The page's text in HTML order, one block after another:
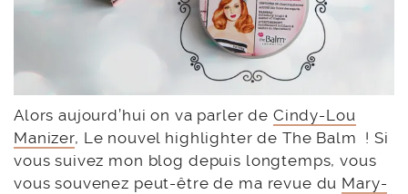
Alors aujourd’hui on va parler de Cindy-Lou
Manizer, Le nouvel highlighter de The Balm ! Si
vous suivez mon blog depuis longtemps, vous
vous souvenez peut-être de ma revue du Mary-